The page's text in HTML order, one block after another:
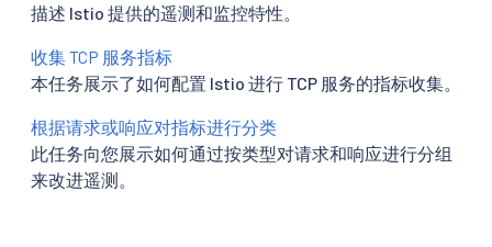
描述 Istio 提供的遥测和监控特性。
收集 TCP 服务指标
本任务展示了如何配置 Istio 进行 TCP 服务的指标收集。
根据请求或响应对指标进行分类
此任务向您展示如何通过按类型对请求和响应进行分组
来改进遥测。